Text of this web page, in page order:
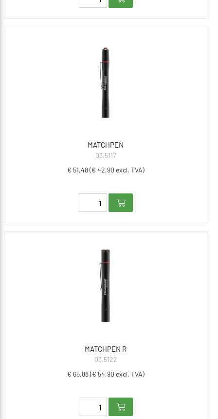
MATCHPEN
03.5117
€ 51,48 (€ 42,90 excl. TVA)
MATCHPEN R
03.5122
€ 65,88 (€ 54,90 excl. TVA)